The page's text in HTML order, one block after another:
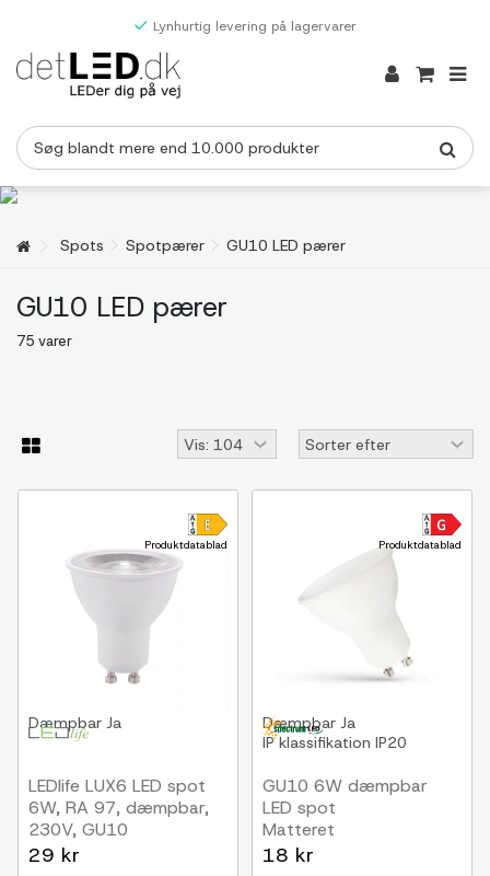
Lynhurtig levering på lagervarer
Spots Spotpærer GU10 LED pærer
GU10 LED pærer
75 varer
Produktdatablad
Dæmpbar Ja
LEDlife LUX6 LED spot
6W, RA 97, dæmpbar,
230V, GU10
29 kr
Produktdatablad
Dæmpbar Ja
IP klassifikation IP20
GU10 6W dæmpbar
LED spot
Matteret
18 kr